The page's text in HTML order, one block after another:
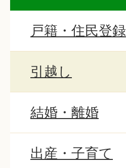
戸籍・住民登録
引越し
結婚・離婚
出産・子育て